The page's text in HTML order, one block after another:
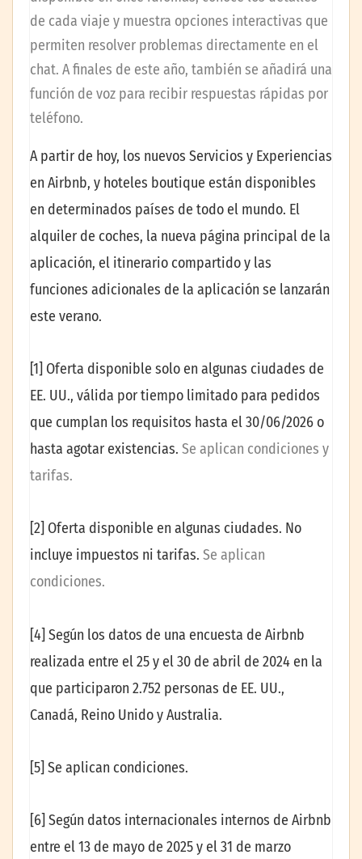
de cada viaje y muestra opciones interactivas que
permiten resolver problemas directamente en el
chat. A finales de este año, también se añadirá una
función de voz para recibir respuestas rápidas por
teléfono.
A partir de hoy, los nuevos Servicios y Experiencias
en Airbnb, y hoteles boutique están disponibles
en determinados países de todo el mundo. El
alquiler de coches, la nueva página principal de la
aplicación, el itinerario compartido y las
funciones adicionales de la aplicación se lanzarán
este verano.
[1] Oferta disponible solo en algunas ciudades de
EE. UU., válida por tiempo limitado para pedidos
que cumplan los requisitos hasta el 30/06/2026 o
hasta agotar existencias. Se aplican condiciones y
tarifas.
[2] Oferta disponible en algunas ciudades. No
incluye impuestos ni tarifas. Se aplican
condiciones.
[4] Según los datos de una encuesta de Airbnb
realizada entre el 25 y el 30 de abril de 2024 en la
que participaron 2.752 personas de EE. UU.,
Canadá, Reino Unido y Australia.
[5] Se aplican condiciones.
[6] Según datos internacionales internos de Airbnb
entre el 13 de mayo de 2025 y el 31 de marzo